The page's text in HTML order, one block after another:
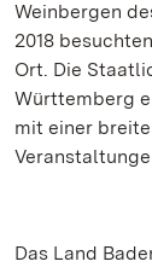
Weinbergen
2018
Ort. Die
Württemberg
mit einer
Das Land